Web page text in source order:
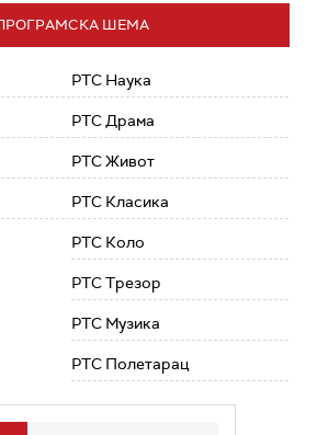
ШЕМА
РТС Наука
РТС Драма
РТС Живот
РТС Класика
РТС Коло
РТС Трезор
РТС Музика
РТС Полетарац